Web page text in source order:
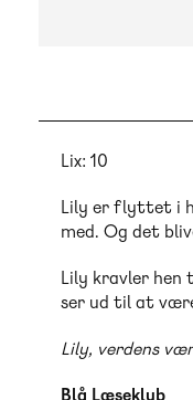
Lix: 10
Lily er flyttet i
med. Og det
Lily kravler hen
ser ud til at være
Lily, verdens
Blå Læseklub